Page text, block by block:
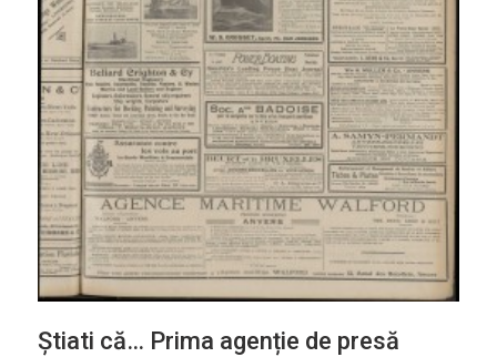
Știati că… Prima agenție de presă